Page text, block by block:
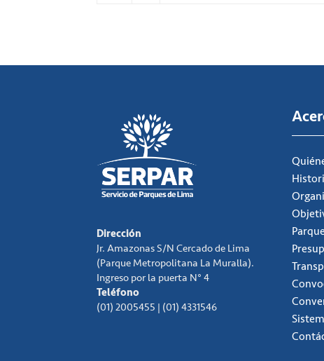
Dirección
Jr. Amazonas S/N Cercado de Lima
(Parque Metropolitana La Muralla).
Ingreso por la puerta N° 4
Teléfono
(01) 2005455 | (01) 4331546